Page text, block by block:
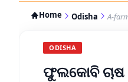
Home Odisha A-
ODISHA
ଫୁଲକୋବି ଚାଷ